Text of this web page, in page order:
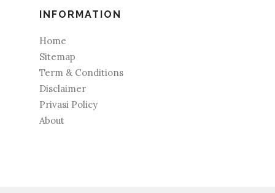
INFORMATION
Home
Sitemap
Term & Conditions
Disclaimer
Privasi Policy
About